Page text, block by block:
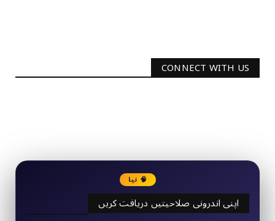
CONNECT WITH US
🧠 نیا
اپنی اندرونی صلاحیتیں دریافت کریں